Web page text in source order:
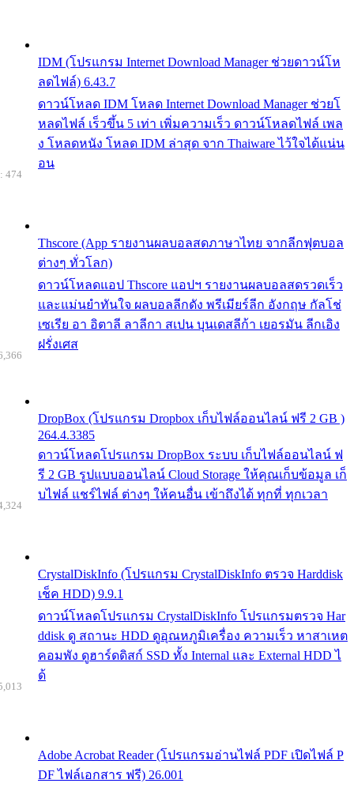
IDM (โปรแกรม Internet Download Manager ช่วยดาวน์โห
ลดไฟล์) 6.43.7
ดาวน์โหลด IDM โหลด Internet Download Manager ช่วยโ
หลดไฟล์ เร็วขึ้น 5 เท่า เพิ่มความเร็ว ดาวน์โหลดไฟล์ เพล
ง โหลดหนัง โหลด IDM ล่าสุด จาก Thaiware ไว้ใจได้แน่น
อน
Thscore (App รายงานผลบอลสดภาษาไทย จากลีกฟุตบอล
ต่างๆ ทั่วโลก)
ดาวน์โหลดแอป Thscore แอปฯ รายงานผลบอลสดรวดเร็ว
และแม่นยำทันใจ ผลบอลลีกดัง พรีเมียร์ลีก อังกฤษ กัลโช่
เซเรีย อา อิตาลี ลาลีกา สเปน บุนเดสลีก้า เยอรมัน ลีกเอิง
ฝรั่งเศส
474
DropBox (โปรแกรม Dropbox เก็บไฟล์ออนไลน์ ฟรี 2 GB )
264.4.3385
ดาวน์โหลดโปรแกรม DropBox ระบบ เก็บไฟล์ออนไลน์ ฟ
รี 2 GB รูปแบบออนไลน์ Cloud Storage ให้คุณเก็บข้อมูล เก็
บไฟล์ แชร์ไฟล์ ต่างๆ ให้คนอื่น เข้าถึงได้ ทุกที่ ทุกเวลา
CrystalDiskInfo (โปรแกรม CrystalDiskInfo ตรวจ Harddisk
เช็ค HDD) 9.9.1
ดาวน์โหลดโปรแกรม CrystalDiskInfo โปรแกรมตรวจ Har
ddisk ดู สถานะ HDD ดูอุณหภูมิเครื่อง ความเร็ว หาสาเหต
คอมพัง ดูฮาร์ดดิสก์ SSD ทั้ง Internal และ External HDD ไ
ด้
Adobe Acrobat Reader (โปรแกรมอ่านไฟล์ PDF เปิดไฟล์ P
DF ไฟล์เอกสาร ฟรี) 26.001